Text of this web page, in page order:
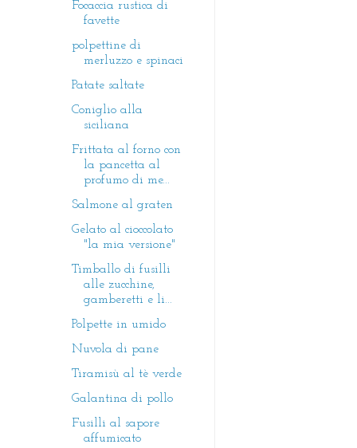
Focaccia rustica di
favette
polpettine di
merluzzo e spinaci
Patate saltate
Coniglio alla
siciliana
Frittata al forno con
la pancetta al
profumo di me...
Salmone al graten
Gelato al cioccolato
"la mia versione"
Timballo di fusilli
alle zucchine,
gamberetti e li...
Polpette in umido
Nuvola di pane
Tiramisù al tè verde
Galantina di pollo
Fusilli al sapore
affumicato